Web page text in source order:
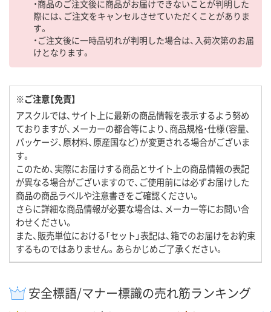
・商品のご注文後に商品がお届けできないことが判明した
際には、ご注文をキャンセルさせていただくことがありま
す。
・ご注文後に一時品切れが判明した場合は、入荷次第のお届
けとなります。
※ご注意【免責】
アスクルでは、サイト上に最新の商品情報を表示するよう努め
ておりますが、メーカーの都合等により、商品規格・仕様（容量、
パッケージ、原材料、原産国など）が変更される場合がございま
す。
このため、実際にお届けする商品とサイト上の商品情報の表記
が異なる場合がございますので、ご使用前には必ずお届けした
商品の商品ラベルや注意書きをご確認ください。
さらに詳細な商品情報が必要な場合は、メーカー等にお問い合
わせください。
また、販売単位における「セット」表記は、箱でのお届けをお約束
するものではありません。あらかじめご了承ください。
安全標語/マナー標識の売れ筋ランキング